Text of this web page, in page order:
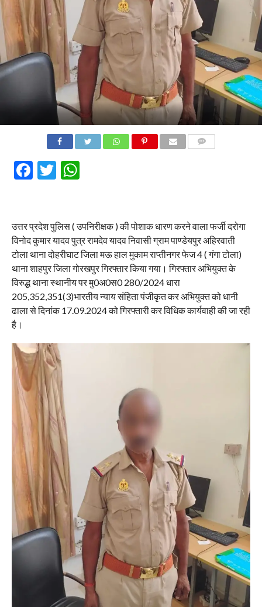
Facebook
Twitter
WhatsApp
उत्तर प्रदेश पुलिस ( उपनिरीक्षक ) की पोशाक धारण करने वाला फर्जी दरोगा
विनोद कुमार यादव पुत्र रामदेव यादव निवासी ग्राम पाण्डेयपुर अहिरवाती
टोला थाना दोहरीघाट जिला मऊ हाल मुकाम राप्तीनगर फेज 4 ( गंगा टोला)
थाना शाहपुर जिला गोरखपुर गिरफ्तार किया गया। गिरफ्तार अभियुक्त के
विरुद्ध थाना स्थानीय पर मु0अ0स0 280/2024 धारा
205,352,351(3)भारतीय न्याय संहिता पंजीकृत कर अभियुक्त को धानी
ढाला से दिनांक 17.09.2024 को गिरफ्तारी कर विधिक कार्यवाही की जा रही
है।